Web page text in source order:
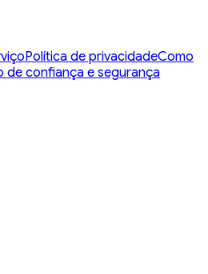
Política de privacidadeComo
de confiança e segurança